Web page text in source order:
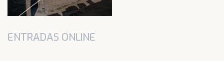
ENTRADAS ONLINE